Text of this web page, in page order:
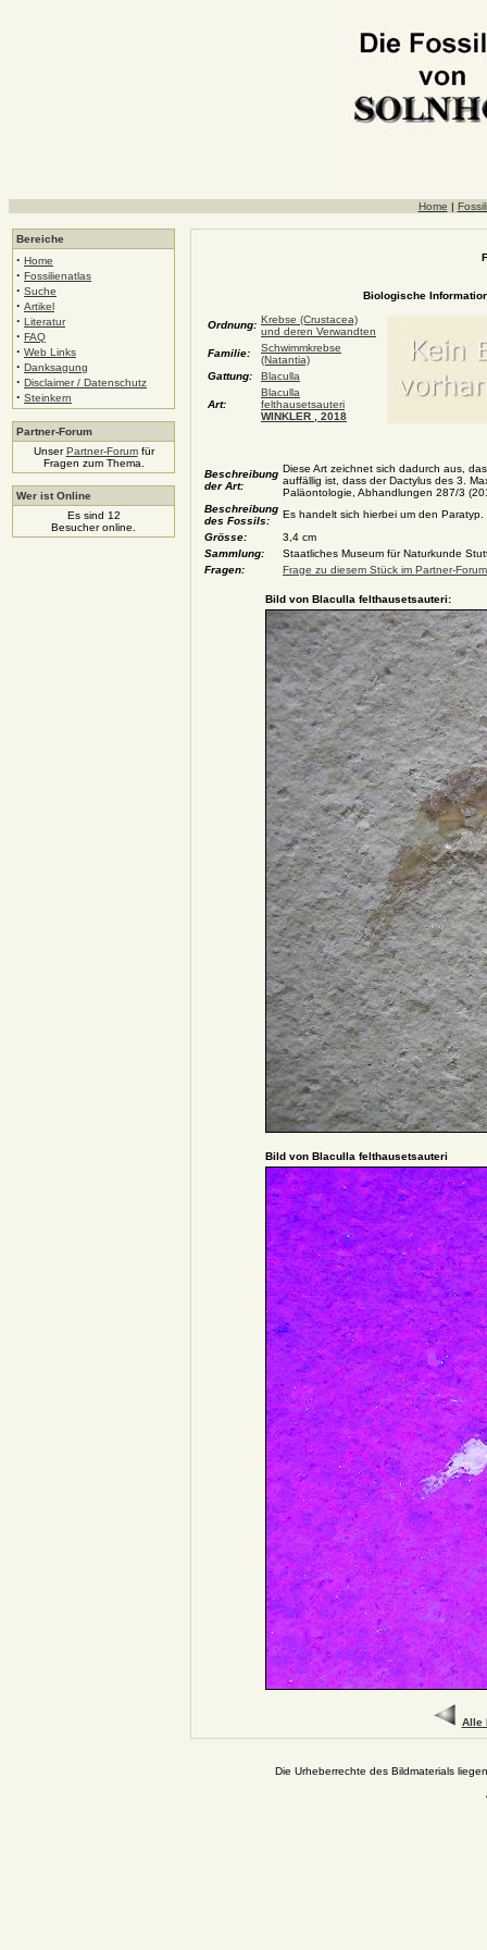
Home |
Bereiche
· Home
· Fossilienatlas
· Suche
· Artikel
· Literatur
· FAQ
· Web Links
· Danksagung
· Disclaimer / Datenschutz
· Steinkern
Partner-Forum
UnserPartner-Forumfür
Fragen zum Thema.
Wer ist Online
Es sind 12
Besucher online.
Biologische
Ordnung: Krebse (Crustacea)
und deren Verwandten
Familie:
Schwimmkrebse
(Natantia)
Gattung:
Blaculla
Art:
Blaculla
felthausetsauteri
WINKLER , 2018
Beschreibung
der Art:
Diese Art zeichnet sich dadurch aus,
auffällig ist, dass der Dactylus des 3.
Paläontologie, Abhandlungen 287/3
Beschreibung
des Fossils:
Es handelt sich hierbei um den Paratyp.
Grösse:
3,4 cm
Sammlung:
Staatliches Museum für Naturkunde
Fragen:
Frage zu diesem Stück im Partner-
Bild von Blaculla felthausetsauteri:
Bild von Blaculla felthausetsauteri
Alle
Die Urheberrechte des Bildmaterials